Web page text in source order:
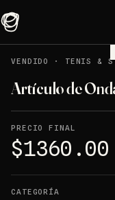
VENDIDO
· TENIS &
Artículo de
PRECIO FINAL
$1360.00
CATEGORÍA